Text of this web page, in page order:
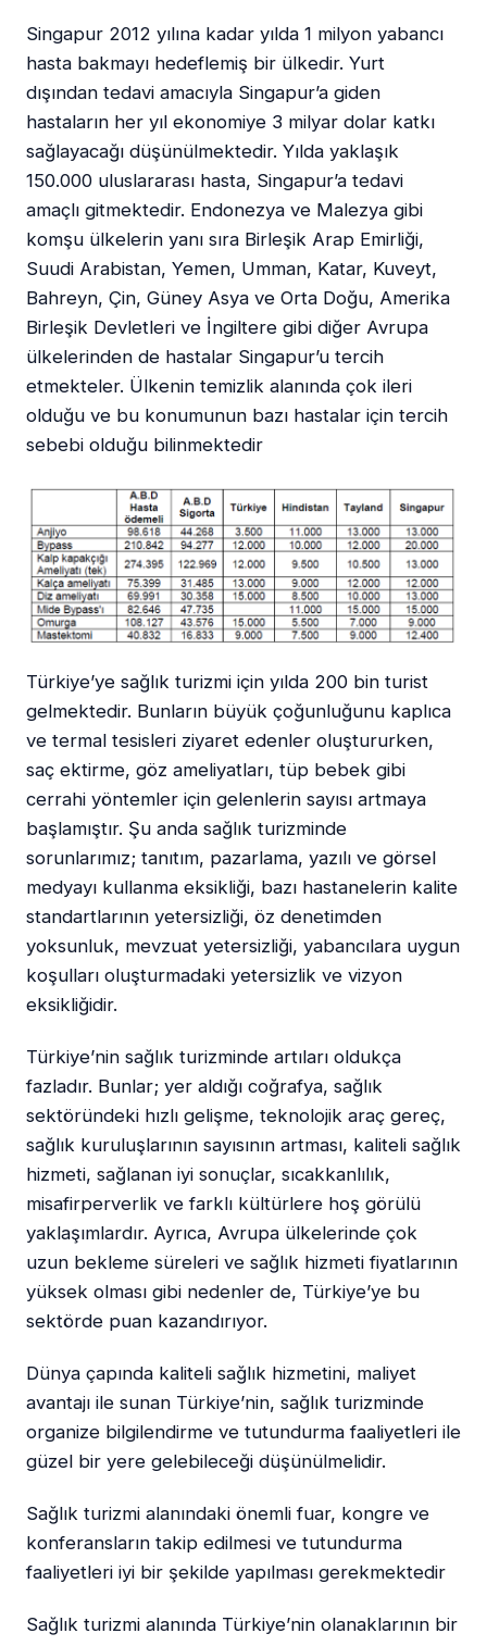
Singapur 2012 yılına kadar yılda 1 milyon yabancı
hasta bakmayı hedeflemiş bir ülkedir. Yurt
dışından tedavi amacıyla Singapur’a giden
hastaların her yıl ekonomiye 3 milyar dolar katkı
sağlayacağı düşünülmektedir. Yılda yaklaşık
150.000 uluslararası hasta, Singapur’a tedavi
amaçlı gitmektedir. Endonezya ve Malezya gibi
komşu ülkelerin yanı sıra Birleşik Arap Emirliği,
Suudi Arabistan, Yemen, Umman, Katar, Kuveyt,
Bahreyn, Çin, Güney Asya ve Orta Doğu, Amerika
Birleşik Devletleri ve İngiltere gibi diğer Avrupa
ülkelerinden de hastalar Singapur’u tercih
etmekteler. Ülkenin temizlik alanında çok ileri
olduğu ve bu konumunun bazı hastalar için tercih
sebebi olduğu bilinmektedir
Türkiye’ye sağlık turizmi için yılda 200 bin turist
gelmektedir. Bunların büyük çoğunluğunu kaplıca
ve termal tesisleri ziyaret edenler oluştururken,
saç ektirme, göz ameliyatları, tüp bebek gibi
cerrahi yöntemler için gelenlerin sayısı artmaya
başlamıştır. Şu anda sağlık turizminde
sorunlarımız; tanıtım, pazarlama, yazılı ve görsel
medyayı kullanma eksikliği, bazı hastanelerin kalite
standartlarının yetersizliği, öz denetimden
yoksunluk, mevzuat yetersizliği, yabancılara uygun
koşulları oluşturmadaki yetersizlik ve vizyon
eksikliğidir.
Türkiye’nin sağlık turizminde artıları oldukça
fazladır. Bunlar; yer aldığı coğrafya, sağlık
sektöründeki hızlı gelişme, teknolojik araç gereç,
sağlık kuruluşlarının sayısının artması, kaliteli sağlık
hizmeti, sağlanan iyi sonuçlar, sıcakkanlılık,
misafirperverlik ve farklı kültürlere hoş görülü
yaklaşımlardır. Ayrıca, Avrupa ülkelerinde çok
uzun bekleme süreleri ve sağlık hizmeti fiyatlarının
yüksek olması gibi nedenler de, Türkiye’ye bu
sektörde puan kazandırıyor.
Dünya çapında kaliteli sağlık hizmetini, maliyet
avantajı ile sunan Türkiye’nin, sağlık turizminde
organize bilgilendirme ve tutundurma faaliyetleri ile
güzel bir yere gelebileceği düşünülmelidir.
Sağlık turizmi alanındaki önemli fuar, kongre ve
konferansların takip edilmesi ve tutundurma
faaliyetleri iyi bir şekilde yapılması gerekmektedir
Sağlık turizmi alanında Türkiye’nin olanaklarının bir